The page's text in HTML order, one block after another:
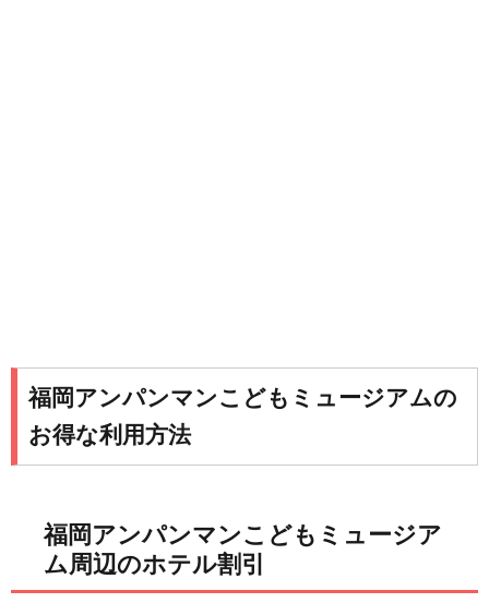
福岡アンパンマンこどもミュージアムの
お得な利用方法
福岡アンパンマンこどもミュージア
ム周辺のホテル割引